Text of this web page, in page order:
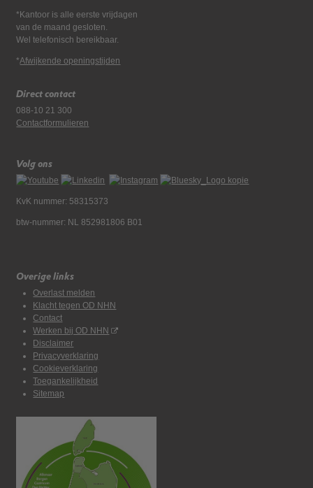
*Kantoor is alle eerste vrijdagen
van de maand gesloten.
Wel telefonisch bereikbaar.
*Afwijkende openingstijden
Direct contact
088-10 21 300
Contactformulieren
Volg ons
KvK nummer: 58315373
btw-nummer: NL 852981806 B01
Overige links
Overlast melden
Klacht tegen OD NHN
Contact
Werken bij OD NHN
Disclaimer
Privacyverklaring
Cookieverklaring
Toegankelijkheid
Sitemap